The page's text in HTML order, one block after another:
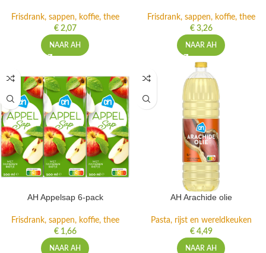
Frisdrank, sappen, koffie, thee
€2,07
NAAR AH
Frisdrank, sappen, koffie, thee
€3,26
NAAR AH
AH Appelsap 6-pack
Frisdrank, sappen, koffie, thee
€1,66
NAAR AH
AH Arachide olie
Pasta, rijst en wereldkeuken
€4,49
NAAR AH